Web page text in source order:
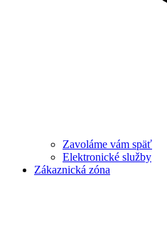
Zavoláme vám späť
Elektronické služby
Zákaznická zóna